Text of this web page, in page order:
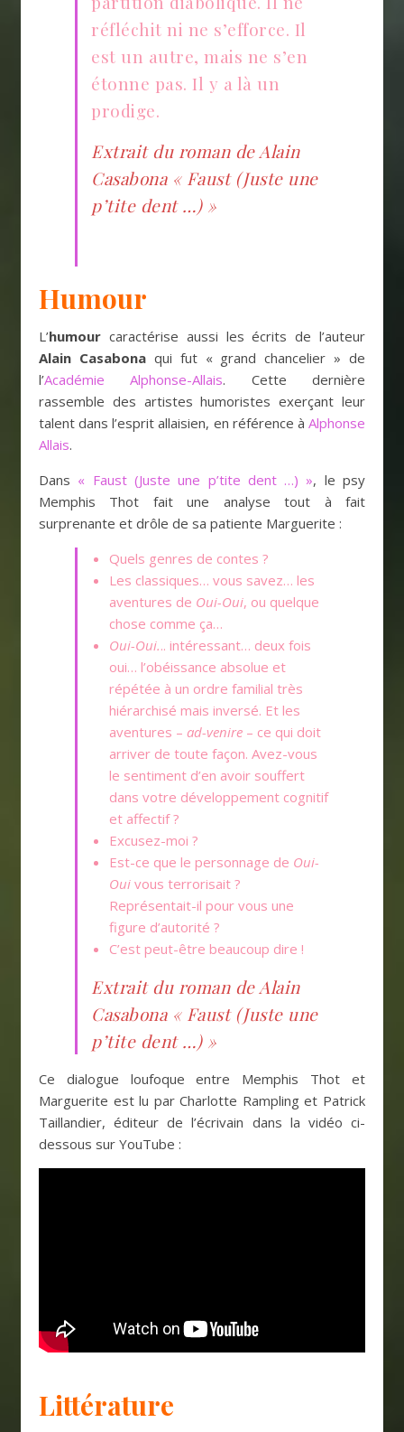
réfléchit ni ne s’efforce. Il
est un autre, mais ne s’en
étonne pas. Il y a là un
prodige.
Extrait du roman de Alain
Casabona « Faust (Juste une
p’tite dent …) »
Humour
L’humour caractérise aussi les écrits de l’auteur
Alain Casabonaqui fut « grand chancelier » de
l’Académie Alphonse-Allais. Cette dernière
rassemble des artistes humoristes exerçant leur
talent dans l’esprit allaisien, en référence à Alphonse
Allais.
Dans « Faust (Juste une p’tite dent …) », le psy
Memphis Thot fait une analyse tout à fait
surprenante et drôle de sa patiente Marguerite :
Quels genres de contes ?
Les classiques… vous savez… les
aventures de Oui-Oui, ou quelque
chose comme ça…
Oui-Oui... intéressant… deux fois
oui… l’obéissance absolue et
répétée à un ordre familial très
hiérarchisé mais inversé. Et les
aventures – ad-venire – ce qui doit
arriver de toute façon. Avez-vous
le sentiment d’en avoir souffert
dans votre développement cognitif
et affectif ?
Excusez-moi ?
Est-ce que le personnage de Oui-
Oui vous terrorisait ?
Représentait-il pour vous une
figure d’autorité ?
C’est peut-être beaucoup dire !
Extrait du roman de Alain
Casabona « Faust (Juste une
p’tite dent …) »
Ce dialogue loufoque entre Memphis Thot et
Marguerite est lu par Charlotte Rampling et Patrick
Taillandier, éditeur de l’écrivain dans la vidéo ci-
dessous sur YouTube :
Littérature